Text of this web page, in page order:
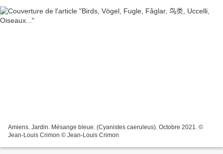
Amiens. Jardin. Mésange bleue. (Cyanistes caeruleus). Octobre 2021. ©
Jean-Louis Crimon © Jean-Louis Crimon